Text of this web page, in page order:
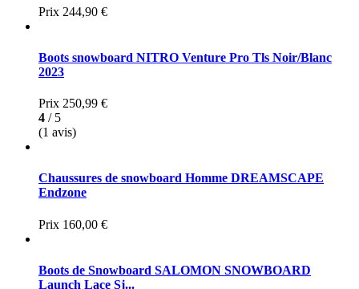
Prix 244,90 €
Boots snowboard NITRO Venture Pro Tls Noir/Blanc
2023
Prix 250,99 €
4 / 5
(1 avis)
Chaussures de snowboard Homme DREAMSCAPE
Endzone
Prix 160,00 €
Boots de Snowboard SALOMON SNOWBOARD
Launch Lace Sj...